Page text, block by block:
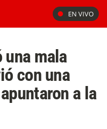
EN VIVO
una mala
con una
a la